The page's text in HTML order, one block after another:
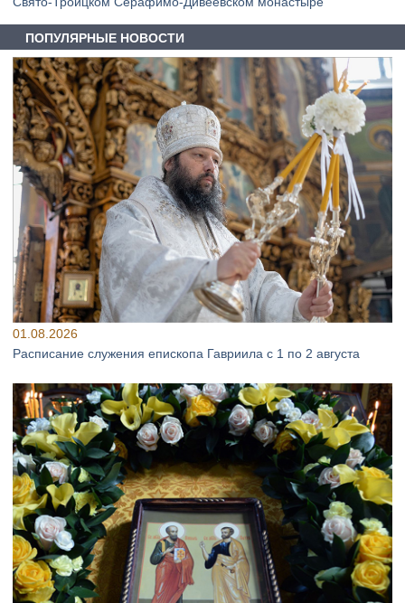
ПОПУЛЯРНЫЕ НОВОСТИ
01.08.2026
Расписание служения епископа Гавриила с 1 по 2 августа